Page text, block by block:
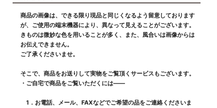
商品の画像は、できる限り現品と同じくなるよう留意しております
が、ご使用の端末機器により、異なって見えることがございます。
きものは微妙な色を用いることが多く、また、風合いは画像からは
お伝えできません。
ご了承くださいませ。
そこで、商品をお送りして実物をご覧頂くサービスもございます。
・ご自宅で商品をご覧いただくには――
1．お電話、メール、FAXなどでご希望の品をご連絡くださいま